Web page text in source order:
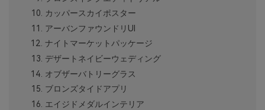
カッパースカイポスター
アーバンファウンドリUI
ナイトマーケットパッケージ
デザートネイビーウェディング
オブザーバトリーグラス
ブロンズタイドアプリ
エイジドメダルインテリア